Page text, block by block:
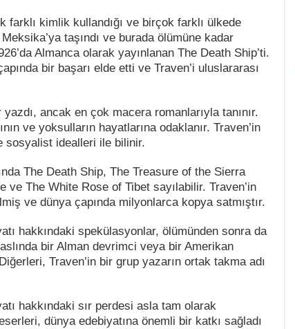
farklı kimlik kullandığı ve birçok farklı ülkede
taşındı ve burada ölümüne kadar
Almanca olarak yayınlanan The Death Ship’ti.
bir başarı elde etti ve Traven’i uluslararası
ancak en çok macera romanlarıyla tanınır.
ve yoksulların hayatlarına odaklanır. Traven’in
idealleri ile bilinir.
The Death Ship, The Treasure of the Sierra
ve The White Rose of Tibet sayılabilir. Traven’in
ve dünya çapında milyonlarca kopya satmıştır.
hakkındaki spekülasyonlar, ölümünden sonra da
bir Alman devrimci veya bir Amerikan
Traven’in bir grup yazarın ortak takma adı
hakkındaki sır perdesi asla tam olarak
dünya edebiyatına önemli bir katkı sağladı